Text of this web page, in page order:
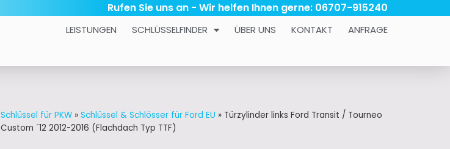
Rufen Sie uns an - Wir helfen Ihnen gerne: 06707-915240
LEISTUNGEN SCHLÜSSELFINDER ÜBER UNS KONTAKT ANFRAGE
Schlüssel für PKW » Schlüssel & Schlösser für Ford EU » Türzylinder links Ford Transit / Tourneo
Custom ´12 2012-2016 (Flachdach Typ TTF)